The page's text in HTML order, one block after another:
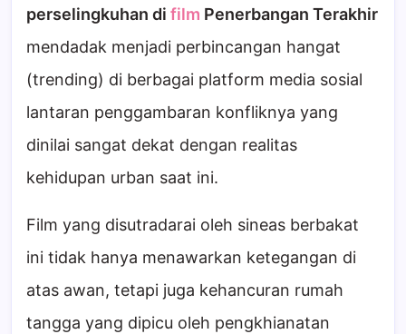
perselingkuhan di film Penerbangan Terakhir
mendadak menjadi perbincangan hangat
(trending) di berbagai platform media sosial
lantaran penggambaran konfliknya yang
dinilai sangat dekat dengan realitas
kehidupan urban saat ini.
Film yang disutradarai oleh sineas berbakat
ini tidak hanya menawarkan ketegangan di
atas awan, tetapi juga kehancuran rumah
tangga yang dipicu oleh pengkhianatan